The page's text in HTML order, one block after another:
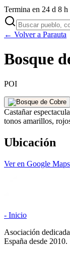
Termina en 24 d 8 h
← Volver a Parauta
Bosque
POI
Castañar
tonos amarillos,
Ubicación
Ver en Google Maps
- Inicio
Asociación
España desde 2010.